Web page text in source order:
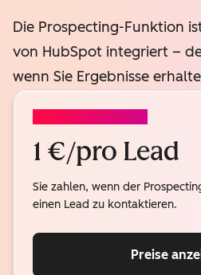
Die Prospecting-Funktion
von HubSpot integriert –
wenn Sie Ergebnisse
1 €/pro Lead
Sie zahlen, wenn der
einen Lead zu kontaktieren.
Preise